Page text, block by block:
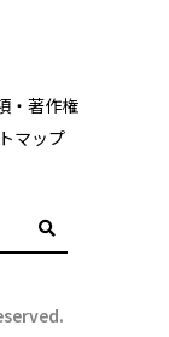
・著作権
マップ